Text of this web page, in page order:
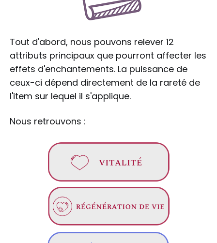
Tout d'abord, nous pouvons relever 12
attributs principaux que pourront affecter les
effets d'enchantements. La puissance de
ceux-ci dépend directement de la rareté de
l'item sur lequel il s'applique.
Nous retrouvons :